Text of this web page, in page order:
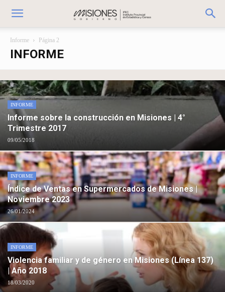
Informe Página 2
INFORME
INFORME
Informe sobre la construcción en Misiones | 4°
Trimestre 2017
09/05/2018
INFORME
Índice de Ventas en Supermercados de Misiones |
Noviembre 2023
26/01/2024
INFORME
Violencia familiar y de género en Misiones (Línea 137)
| Año 2018
18/03/2020